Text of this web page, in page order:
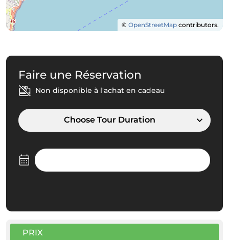
© OpenStreetMap contributors.
Faire une Réservation
Non disponible à l'achat en cadeau
Choose Tour Duration
PRIX